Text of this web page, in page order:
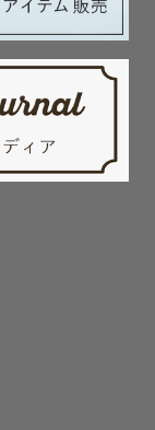
事もありま
かたちに♡』
取っていきま